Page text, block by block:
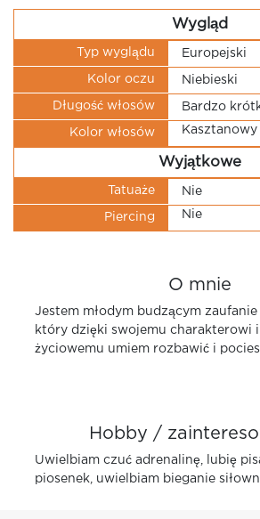
Wygląd
Typ wyglądu Europejski
Kolor oczu Niebieski
Długość włosów Bardzo
Kolor włosów Kasztanowy
Wyjątkowe
Tatuaże Nie
Piercing Nie
O mnie
Jestem młodym budzącym zaufanie
który dzięki swojemu charakterowi
życiowemu umiem rozbawić i
Hobby /
Uwielbiam czuć adrenalinę, lubię
piosenek, uwielbiam bieganie